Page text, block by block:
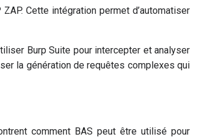
Cette intégration permet d’automatiser
Burp Suite pour intercepter et analyser
la génération de requêtes complexes qui
comment BAS peut être utilisé pour